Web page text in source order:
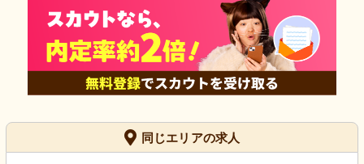
同じエリアの求人